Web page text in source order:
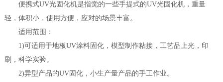
便携式UV光固化机是指觉的一些手提式的UV光固化机，重量
轻，体积小，使用方便，应对的场景丰富。
适用范围：
1)可适用于地板UV涂料固化，模型制作粘接，工艺品上光，印
刷，科学实验。
2)异型产品的UV固化，小生产量产品的手工作业。